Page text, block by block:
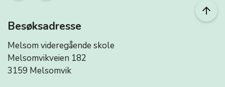
arrow_upward
Besøksadresse
Melsom videregående skole
Melsomvikveien 182
3159 Melsomvik